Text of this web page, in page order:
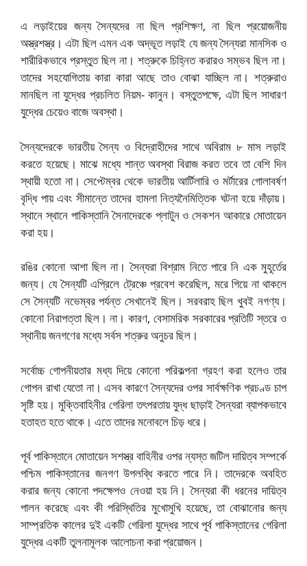
এ লড়াইয়ের জন্য সৈন্যদের না ছিল প্রশিক্ষণ, না ছিল প্রয়োজনীয়
অস্ত্রশস্ত্র। এটা ছিল এমন এক অদ্ভূত লড়াই যে জন্য সৈন্যরা মানসিক ও
শারীরিকভাবে প্রস্তুত ছিল না। শত্রুকে চিহ্নিত করারও সম্ভব ছিল না।
তাদের সহযোগিতায় কারা কারা আছে তাও বোঝা যাচ্ছিল না। শত্রুরাও
মানছিল না যুদ্ধের প্রচলিত নিয়ম- কানুন। বস্তুতপক্ষে, এটা ছিল সাধারণ
যুদ্ধের চেয়েও বাজে অবস্থা।
সৈন্যদেরকে ভারতীয় সৈন্য ও বিদ্রোহীদের সাথে অবিরাম ৮ মাস লড়াই
করতে হয়েছে। মাঝে মধ্যে শান্ত অবস্থা বিরাজ করত তবে তা বেশি দিন
স্থায়ী হতো না। সেপ্টেম্বর থেকে ভারতীয় আর্টিলারি ও মর্টারের গোলাবর্ষণ
বৃদ্ধি পায় এবং সীমান্তে তাদের হামলা নিত্যনৈমিত্তিক ঘটনা হয়ে দাঁড়ায়।
স্থানে স্থানে পাকিস্তানি সৈনাদেরকে প্লাটুন ও সেকশন আকারে মোতায়েন
করা হয়।
রঙিরকোনো আশা ছিল না। সৈন্যরা বিশ্রাম নিতে পারে নি এক মুহূর্তের
জন্য। যে সৈন্যটি এপ্রিলে ট্রেঞ্চে প্রবেশ করেছিল, মরে গিয়ে না থাকলে
সে সৈন্যটি নভেম্বর পর্যন্ত সেখানেই ছিল। সরবরাহ ছিল খুবই নগণ্য।
কোনো নিরাপত্তা ছিল। না। কারণ, বেসামরিক সরকারের প্রতিটি স্তরে ও
স্থানীয় জনগণের মধ্যে সর্বস শত্রুর অনুচর ছিল।
সর্বোচ্চ গোপনীয়তার মধ্য দিয়ে কোনো পরিকল্পনা গ্রহণ করা হলেও তার
গোপন রাখা যেতো না। এসব কারণে সৈন্যদের ওপর সার্বক্ষণিক প্রচণ্ড চাপ
সৃষ্টি হয়। মুক্তিবাহিনীর গেরিলা তৎপরতায় যুদ্ধ ছাড়াই সৈন্যরা ব্যাপকভাবে
হতাহত হতে থাকে। এতে তাদের মনোবলে চিড় ধরে।
পূর্ব পাকিস্তানে মোতায়েন সশস্ত্র বাহিনীর ওপর ন্যস্ত জটিল দায়িত্ব সম্পর্কে
পশ্চিম পাকিস্তানের জনগণ উপলব্ধি করতে পারে নি। তাদেরকে অবহিত
করার জন্য কোনো পদক্ষেপও নেওয়া হয় নি। সৈন্যরা কী ধরনের দায়িত্ব
পালন করেছে এবং কী পরিস্থিতির মুখোমুখি হয়েছে, তা বোঝানোর জন্য
সাম্প্রতিক কালের দুই একটি গেরিলা যুদ্ধের সাথে পূর্ব পাকিস্তানের গেরিলা
যুদ্ধের একটি তুলনামূলক আলোচনা করা প্রয়োজন।